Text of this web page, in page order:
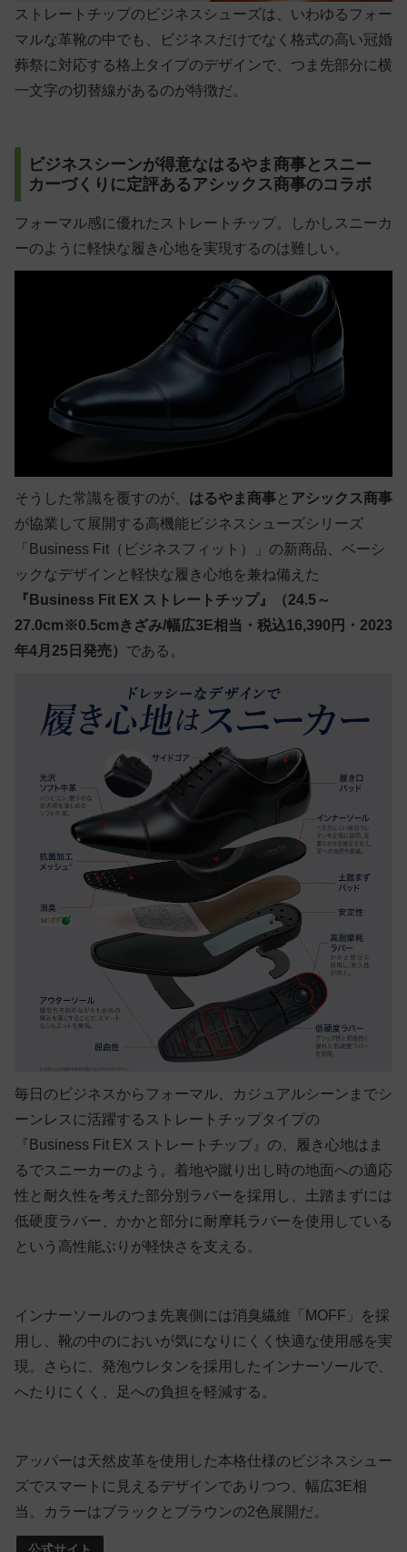
ストレートチップのビジネスシューズは、いわゆるフォー
マルな革靴の中でも、ビジネスだけでなく格式の高い冠婚
葬祭に対応する格上タイプのデザインで、つま先部分に横
一文字の切替線があるのが特徴だ。
ビジネスシーンが得意なはるやま商事とスニー
カーづくりに定評あるアシックス商事のコラボ
フォーマル感に優れたストレートチップ。しかしスニーカ
ーのように軽快な履き心地を実現するのは難しい。
そうした常識を覆すのが、 はるやま商事と アシックス商事
が協業して展開する高機能ビジネスシューズシリーズ
「Business Fit（ビジネスフィット）」の新商品、ベーシ
ックなデザインと軽快な履き心地を兼ね備えた
『Business Fit EX ストレートチップ』（24.5～
27.0cm※0.5cmきざみ/幅広3E相当・税込16,390円・2023
年4月25日発売） である。
毎日のビジネスからフォーマル、カジュアルシーンまでシ
ーンレスに活躍するストレートチップタイプの
『Business Fit EX ストレートチップ』の、履き心地はま
るでスニーカーのよう。着地や蹴り出し時の地面への適応
性と耐久性を考えた部分別ラバーを採用し、土踏まずには
低硬度ラバー、かかと部分に耐摩耗ラバーを使用している
という高性能ぶりが軽快さを支える。
インナーソールのつま先裏側には消臭繊維「MOFF」を採
用し、靴の中のにおいが気になりにくく快適な使用感を実
現。さらに、発泡ウレタンを採用したインナーソールで、
へたりにくく、足への負担を軽減する。
アッパーは天然皮革を使用した本格仕様のビジネスシュー
ズでスマートに見えるデザインでありつつ、幅広3E相
当。カラーはブラックとブラウンの2色展開だ。